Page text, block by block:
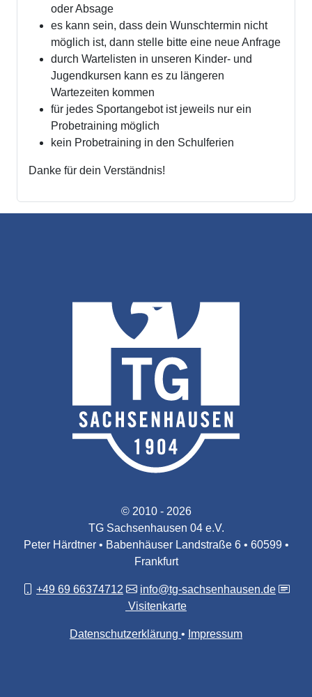
oder Absage
es kann sein, dass dein Wunschtermin nicht
möglich ist, dann stelle bitte eine neue Anfrage
durch Wartelisten in unseren Kinder- und
Jugendkursen kann es zu längeren
Wartezeiten kommen
für jedes Sportangebot ist jeweils nur ein
Probetraining möglich
kein Probetraining in den Schulferien
Danke für dein Verständnis!
© 2010 - 2026
TG Sachsenhausen 04 e.V.
Peter Härdtner • Babenhäuser Landstraße 6 • 60599 •
Frankfurt
+49 69 66374712
info@tg-sachsenhausen.de
Visitenkarte
Datenschutzerklärung Impressum